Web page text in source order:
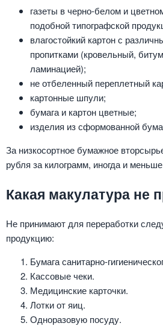
газеты в черно-белом и
подобной типографской
влагостойкий картон с
пропитками (кровельный,
ламинацией);
не отбеленный переплетный
картонные шпули;
бумага и картон цветные;
изделия из сформованной
За низкосортное бумажное
рубля за килограмм, иногда и
Какая макулатура не
Не принимают для переработки
продукцию:
Бумага санитарно-
Кассовые чеки.
Медицинские карточки.
Лотки от яиц.
Одноразовую посуду.